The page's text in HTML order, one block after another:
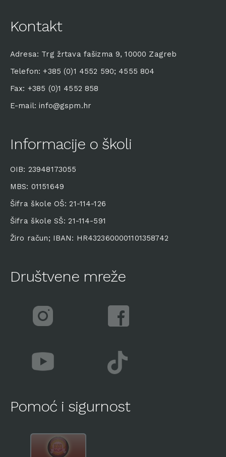
Kontakt
Adresa: Trg žrtava fašizma 9, 10000 Zagreb
Telefon: +385 (0)1 4552 590; 4555 804
Fax: +385 (0)1 4552 858
E-mail: info@gspm.hr
Informacije o školi
OIB: 23948173055
MBS: 01151649
Šifra škole OŠ: 21-114-126
Šifra škole SŠ: 21-114-591
Žiro račun; IBAN: HR4323600001101358742
Društvene mreže
Pomoć i sigurnost